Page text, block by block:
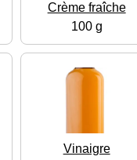
Crème fraîche
100 g
Vinaigre